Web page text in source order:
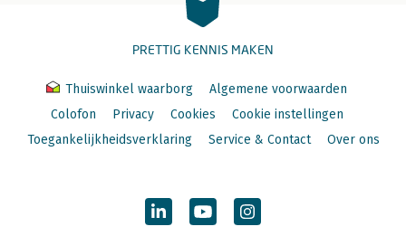
PRETTIG KENNIS MAKEN
Thuiswinkel waarborg
Algemene voorwaarden
Colofon
Privacy Cookies
Cookie instellingen
Toegankelijkheidsverklaring
Service & Contact Over ons